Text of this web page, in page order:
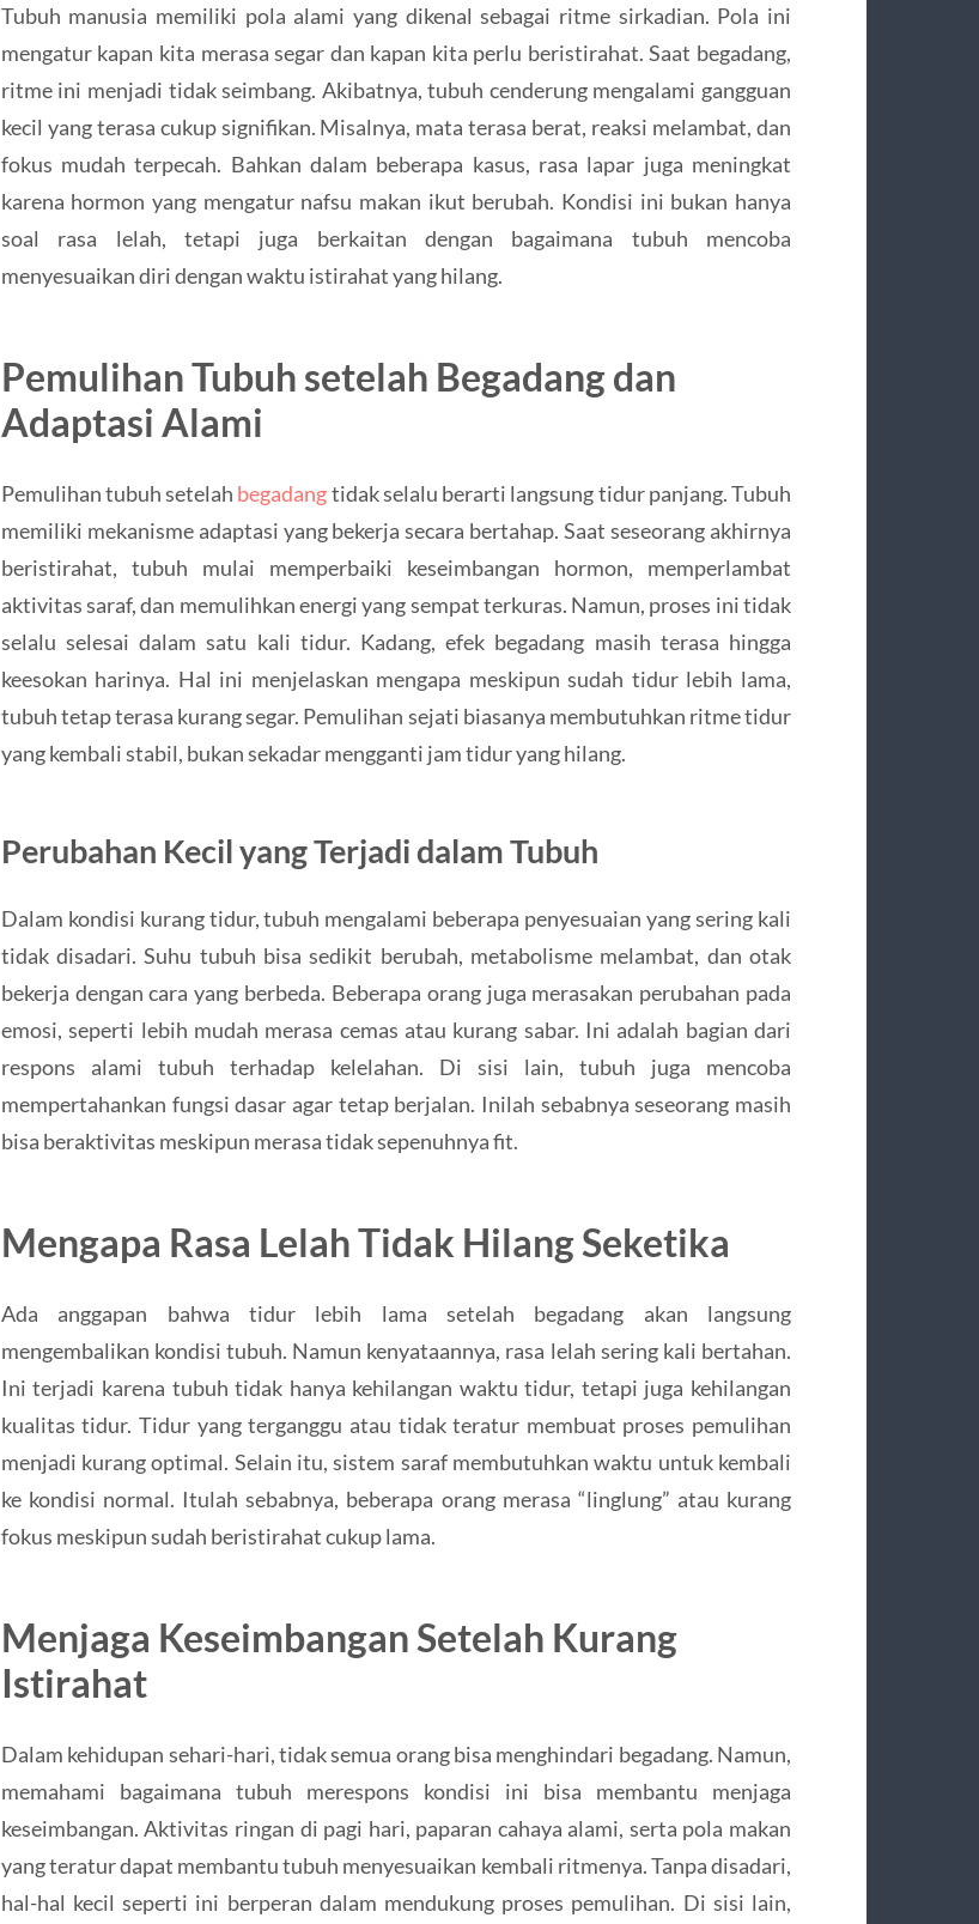
Tubuh manusia memiliki pola alami yang dikenal sebagai ritme sirkadian. Pola ini
mengatur kapan kita merasa segar dan kapan kita perlu beristirahat. Saat begadang,
ritme ini menjadi tidak seimbang. Akibatnya, tubuh cenderung mengalami gangguan
kecil yang terasa cukup signifikan. Misalnya, mata terasa berat, reaksi melambat, dan
fokus mudah terpecah. Bahkan dalam beberapa kasus, rasa lapar juga meningkat
karena hormon yang mengatur nafsu makan ikut berubah. Kondisi ini bukan hanya
soal rasa lelah, tetapi juga berkaitan dengan bagaimana tubuh mencoba
menyesuaikan diri dengan waktu istirahat yang hilang.
Pemulihan Tubuh setelah Begadang dan
Adaptasi Alami
Pemulihan tubuh setelah begadangtidak selalu berarti langsung tidur panjang. Tubuh
memiliki mekanisme adaptasi yang bekerja secara bertahap. Saat seseorang akhirnya
beristirahat, tubuh mulai memperbaiki keseimbangan hormon, memperlambat
aktivitas saraf, dan memulihkan energi yang sempat terkuras. Namun, proses ini tidak
selalu selesai dalam satu kali tidur. Kadang, efek begadang masih terasa hingga
keesokan harinya. Hal ini menjelaskan mengapa meskipun sudah tidur lebih lama,
tubuh tetap terasa kurang segar. Pemulihan sejati biasanya membutuhkan ritme tidur
yang kembali stabil, bukan sekadar mengganti jam tidur yang hilang.
Perubahan Kecil yang Terjadi dalam Tubuh
Dalam kondisi kurang tidur, tubuh mengalami beberapa penyesuaian yang sering kali
tidak disadari. Suhu tubuh bisa sedikit berubah, metabolisme melambat, dan otak
bekerja dengan cara yang berbeda. Beberapa orang juga merasakan perubahan pada
emosi, seperti lebih mudah merasa cemas atau kurang sabar. Ini adalah bagian dari
respons alami tubuh terhadap kelelahan. Di sisi lain, tubuh juga mencoba
mempertahankan fungsi dasar agar tetap berjalan. Inilah sebabnya seseorang masih
bisa beraktivitas meskipun merasa tidak sepenuhnya fit.
Mengapa Rasa Lelah Tidak Hilang Seketika
Ada anggapan bahwa tidur lebih lama setelah begadang akan langsung
mengembalikan kondisi tubuh. Namun kenyataannya, rasa lelah sering kali bertahan.
Ini terjadi karena tubuh tidak hanya kehilangan waktu tidur, tetapi juga kehilangan
kualitas tidur. Tidur yang terganggu atau tidak teratur membuat proses pemulihan
menjadi kurang optimal. Selain itu, sistem saraf membutuhkan waktu untuk kembali
ke kondisi normal. Itulah sebabnya, beberapa orang merasa “linglung” atau kurang
fokus meskipun sudah beristirahat cukup lama.
Menjaga Keseimbangan Setelah Kurang
Istirahat
Dalam kehidupan sehari-hari, tidak semua orang bisa menghindari begadang. Namun,
memahami bagaimana tubuh merespons kondisi ini bisa membantu menjaga
keseimbangan. Aktivitas ringan di pagi hari, paparan cahaya alami, serta pola makan
yang teratur dapat membantu tubuh menyesuaikan kembali ritmenya. Tanpa disadari,
hal-hal kecil seperti ini berperan dalam mendukung proses pemulihan. Di sisi lain,